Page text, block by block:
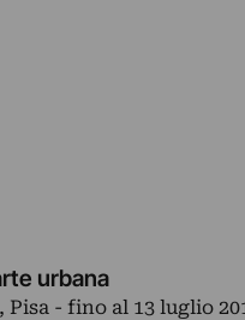
urbana
- fino al 13 luglio